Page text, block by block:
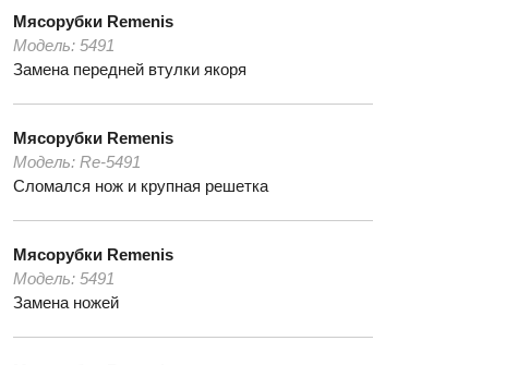
Мясорубки Remenis
Модель: 5491
Замена передней втулки якоря
Мясорубки Remenis
Модель: Re-5491
Сломался нож и крупная решетка
Мясорубки Remenis
Модель: 5491
Замена ножей